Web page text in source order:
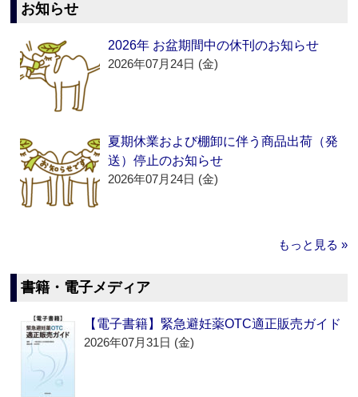
お知らせ
2026年 お盆期間中の休刊のお知らせ
2026年07月24日 (金)
夏期休業および棚卸に伴う商品出荷（発
送）停止のお知らせ
2026年07月24日 (金)
もっと見る »
書籍・電子メディア
【電子書籍】緊急避妊薬OTC適正販売ガイド
2026年07月31日 (金)